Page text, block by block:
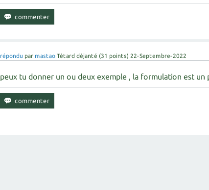
répondu par mastao Tétard déjanté (31 points) 22-Septembre-2022
peux tu donner un ou deux exemple , la formulation est un